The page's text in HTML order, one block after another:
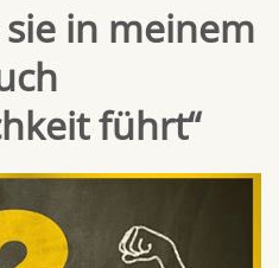
in meinem
führt“